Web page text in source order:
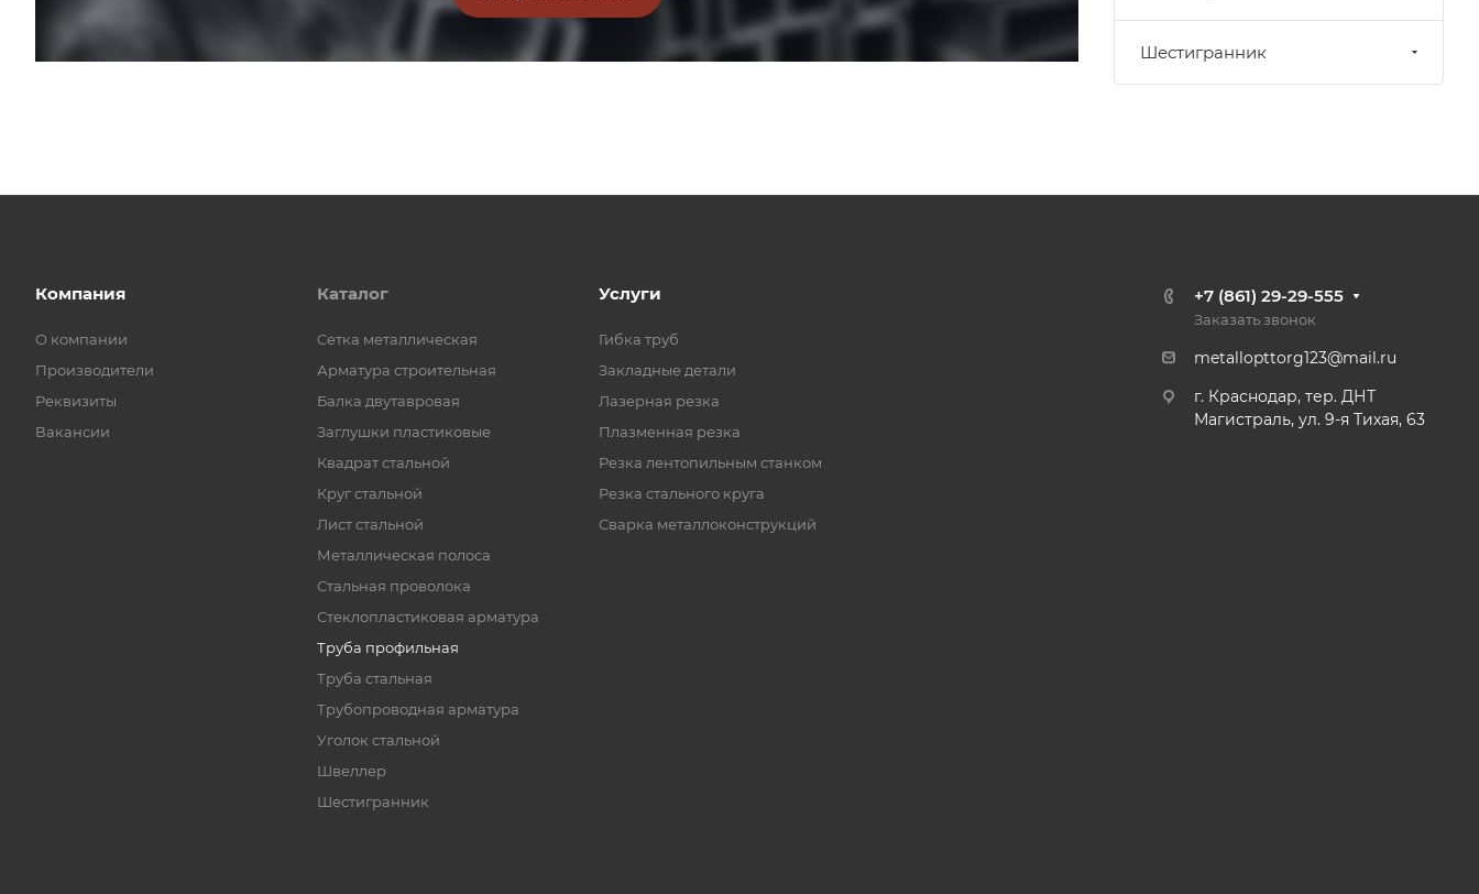
Шестигранник
Компания
О компании
Производители
Реквизиты
Вакансии
Каталог
Cетка металлическая
Арматура строительная
Балка двутавровая
Заглушки пластиковые
Квадрат стальной
Круг стальной
Лист стальной
Металлическая полоса
Стальная проволока
Стеклопластиковая арматура
Труба профильная
Труба стальная
Трубопроводная арматура
Уголок стальной
Швеллер
Шестигранник
Услуги
Гибка труб
Закладные детали
Лазерная резка
Плазменная резка
Резка лентопильным станком
Резка стального круга
Сварка металлоконструкций
+7 (861) 29-29-555
Заказать звонок
metallopttorg123@mail.ru
г. Краснодар, тер. ДНТ
Магистраль, ул. 9-я Тихая, 63